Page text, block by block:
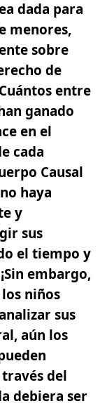
dada para
menores,
sobre
de
entre
ganado
en el
cada
Causal
haya
y
sus
el tiempo y
embargo,
niños
sus
aún los
del
debiera ser